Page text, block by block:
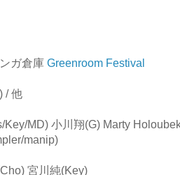
ガ倉庫 Greenroom Festival
/ 他
Key/MD) 小川翔(G) Marty
manip)
宮川純(Key)